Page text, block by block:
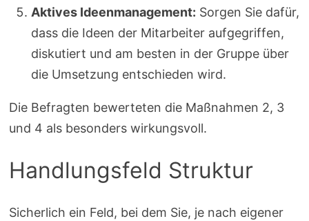
Aktives Ideenmanagement: Sorgen Sie dafür,
dass die Ideen der Mitarbeiter aufgegriffen,
diskutiert und am besten in der Gruppe über
die Umsetzung entschieden wird.
Die Befragten bewerteten die Maßnahmen 2, 3
und 4 als besonders wirkungsvoll.
Handlungsfeld Struktur
Sicherlich ein Feld, bei dem Sie, je nach eigener